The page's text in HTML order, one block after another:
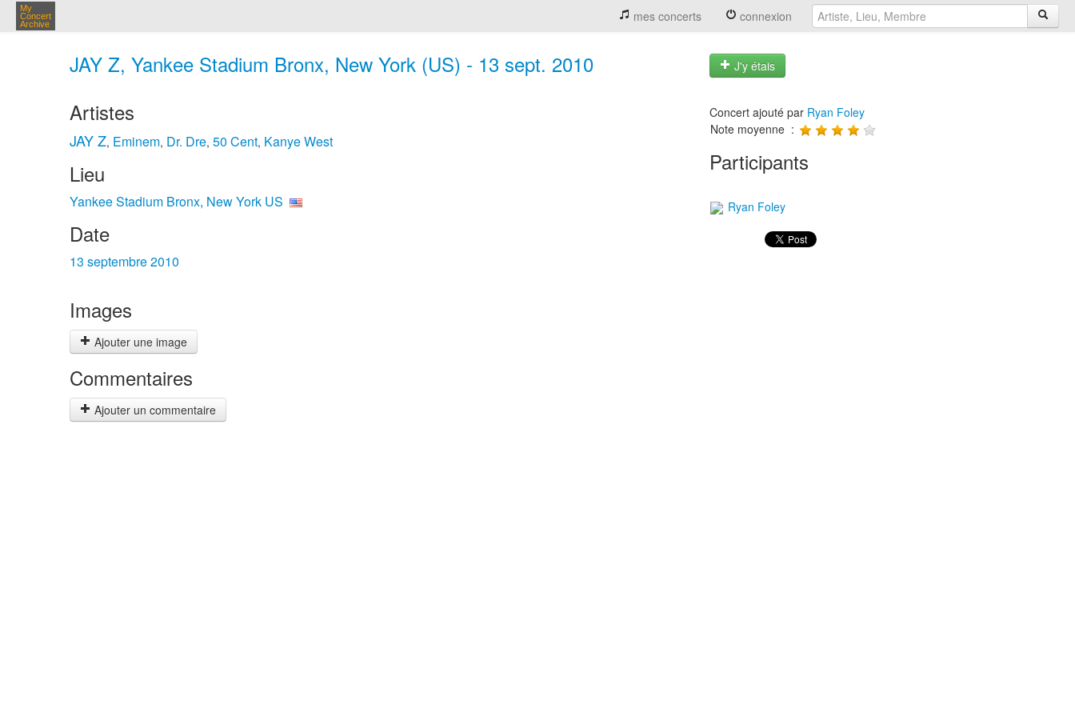
My
Concert
Archive
mes concerts connexion
JAY Z, Yankee Stadium Bronx, New York (US) - 13 sept. 2010 J'y étais
Artistes
JAY Z, Eminem, Dr. Dre, 50 Cent, Kanye West
Lieu
Yankee Stadium Bronx, New York US
Date
13 septembre 2010
Images
Ajouter une image
Commentaires
Ajouter un commentaire
Concert ajouté par Ryan Foley
Note moyenne :
Participants
Ryan Foley